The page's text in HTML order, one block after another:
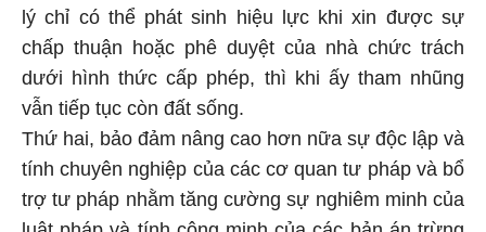
lý chỉ có thể phát sinh hiệu lực khi xin được sự
chấp thuận hoặc phê duyệt của nhà chức trách
dưới hình thức cấp phép, thì khi ấy tham nhũng
vẫn tiếp tục còn đất sống.
Thứ hai, bảo đảm nâng cao hơn nữa sự độc lập và
tính chuyên nghiệp của các cơ quan tư pháp và bổ
trợ tư pháp nhằm tăng cường sự nghiêm minh của